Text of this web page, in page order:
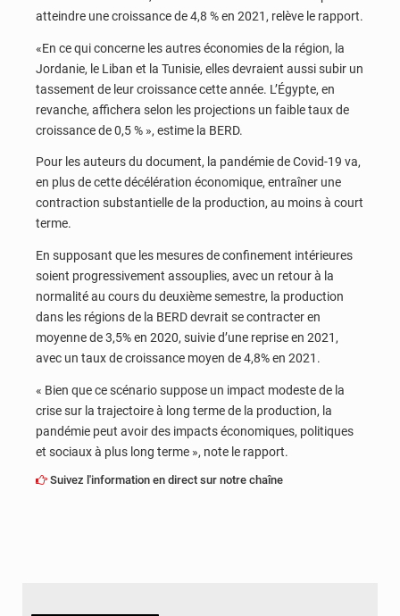
atteindre une croissance de 4,8 % en 2021, relève le rapport.
«En ce qui concerne les autres économies de la région, la
Jordanie, le Liban et la Tunisie, elles devraient aussi subir un
tassement de leur croissance cette année. L’Égypte, en
revanche, affichera selon les projections un faible taux de
croissance de 0,5 % », estime la BERD.
Pour les auteurs du document, la pandémie de Covid-19 va,
en plus de cette décélération économique, entraîner une
contraction substantielle de la production, au moins à court
terme.
En supposant que les mesures de confinement intérieures
soient progressivement assouplies, avec un retour à la
normalité au cours du deuxième semestre, la production
dans les régions de la BERD devrait se contracter en
moyenne de 3,5% en 2020, suivie d’une reprise en 2021,
avec un taux de croissance moyen de 4,8% en 2021.
« Bien que ce scénario suppose un impact modeste de la
crise sur la trajectoire à long terme de la production, la
pandémie peut avoir des impacts économiques, politiques
et sociaux à plus long terme », note le rapport.
Suivez l'information en direct sur notre chaîne